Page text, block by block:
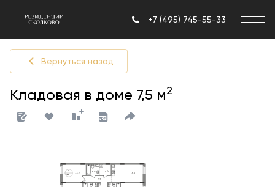
+7 (495) 745-55-33
Вернуться назад
Кладовая в доме 7,5 м2